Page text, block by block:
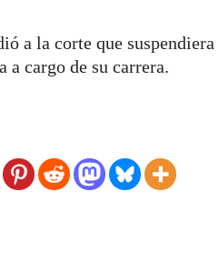
a la corte que suspendiera
a cargo de su carrera.